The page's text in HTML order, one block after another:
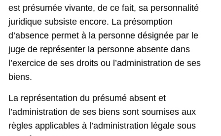
est présumée vivante, de ce fait, sa personnalité
juridique subsiste encore. La présomption
d’absence permet à la personne désignée par le
juge de représenter la personne absente dans
l’exercice de ses droits ou l’administration de ses
biens.
La représentation du présumé absent et
l’administration de ses biens sont soumises aux
règles applicables à l’administration légale sous